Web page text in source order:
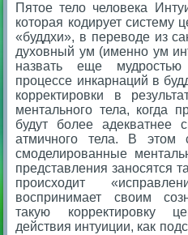
Пятое тело человека
которая кодирует систему
«буддхи», в переводе из
духовный ум (именно ум
назвать еще
процессе инкарнаций в
корректировки в
ментального тела, когда
будут более адекватнее
атмичного тела. В этом
смоделированные
представления заносятся
происходит
воспринимает своим
такую корректировку
действия интуиции, как